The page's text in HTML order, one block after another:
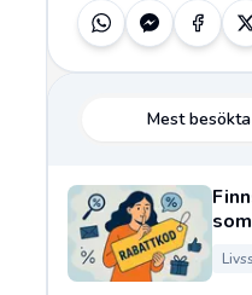
Mest besökta